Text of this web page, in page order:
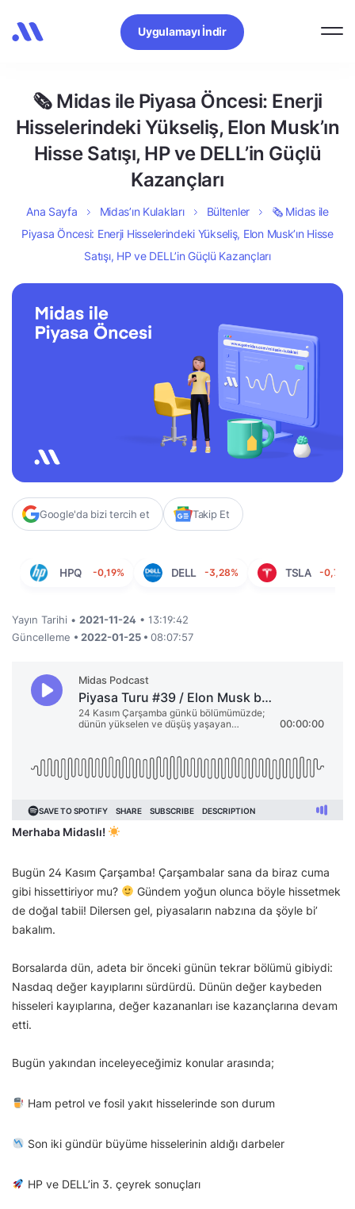
Uygulamayı İndir
🗞 Midas ile Piyasa Öncesi: Enerji
Hisselerindeki Yükseliş, Elon Musk’ın
Hisse Satışı, HP ve DELL’in Güçlü
Kazançları
Ana Sayfa Midas’ın Kulakları Bültenler
🗞 Midas ile
Piyasa Öncesi: Enerji Hisselerindeki Yükseliş, Elon Musk’ın Hisse
Satışı, HP ve DELL’in Güçlü Kazançları
Google'da bizi tercih et Takip Et
HPQ -0,19% DELL -3,28% TSLA -0,72%
Yayın Tarihi • 2021-11-24 • 13:19:42
Güncelleme • 2022-01-25 • 08:07:57
Merhaba Midaslı!
Bugün 24 Kasım Çarşamba! Çarşambalar sana da biraz cuma
gibi hissettiriyor mu?
Gündem yoğun olunca böyle hissetmek
de doğal tabii! Dilersen gel, piyasaların nabzına da şöyle bi’
bakalım.
Borsalarda dün, adeta bir önceki günün tekrar bölümü gibiydi:
Nasdaq değer kayıplarını sürdürdü. Dünün değer kaybeden
hisseleri kayıplarına, değer kazananları ise kazançlarına devam
etti.
Bugün yakından inceleyeceğimiz konular arasında;
Ham petrol ve fosil yakıt hisselerinde son durum
Son iki gündür büyüme hisselerinin aldığı darbeler
HP ve DELL’in 3. çeyrek sonuçları